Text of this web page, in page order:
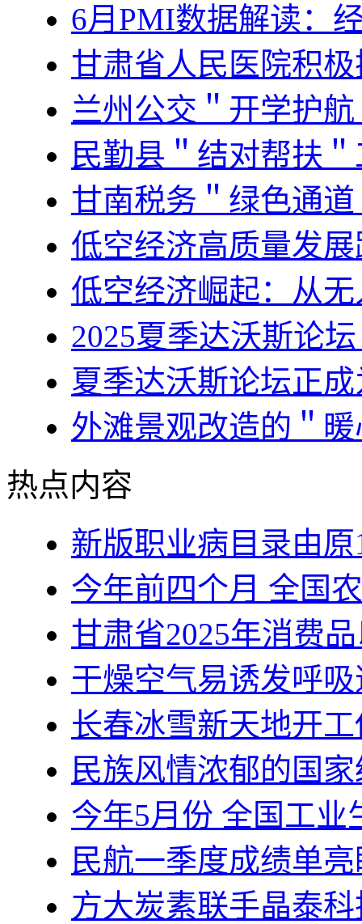
6月PMI数据解读：
甘肃省人民医院积
兰州公交＂开学护
民勤县＂结对帮扶
甘南税务＂绿色通
低空经济高质量发
低空经济崛起：从
2025夏季达沃斯论
夏季达沃斯论坛正
外滩景观改造的＂
热点内容
新版职业病目录由原
今年前四个月 全国
甘肃省2025年消费
干燥空气易诱发呼
长春冰雪新天地开
民族风情浓郁的国
今年5月份 全国工业
民航一季度成绩单
方大炭素联手晶泰